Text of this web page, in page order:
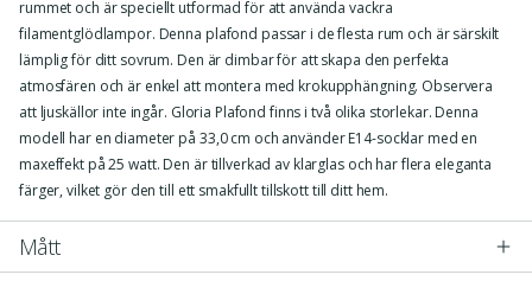
rummet och är speciellt utformad för att använda vackra
filamentglödlampor. Denna plafond passar i de flesta rum och är särskilt
lämplig för ditt sovrum. Den är dimbar för att skapa den perfekta
atmosfären och är enkel att montera med krokupphängning. Observera
att ljuskällor inte ingår. Gloria Plafond finns i två olika storlekar. Denna
modell har en diameter på 33,0 cm och använder E14-socklar med en
maxeffekt på 25 watt. Den är tillverkad av klarglas och har flera eleganta
färger, vilket gör den till ett smakfullt tillskott till ditt hem.
Mått